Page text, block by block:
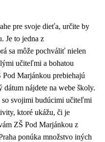
pre svoje dieťa, určite by
Je to jedna z
sa môže pochváliť nielen
učiteľmi a bohatou
Marjánkou prebiehajú
dátum nájdete na webe školy.
so svojimi budúcimi učiteľmi
ktoré ukážu, či je
ZŠ Pod Marjánkou z
ponúka množstvo iných